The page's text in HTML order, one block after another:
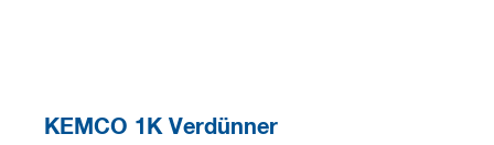
KEMCO 1K Verdünner